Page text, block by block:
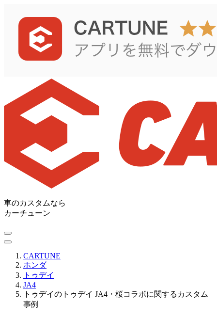
車のカスタムなら
カーチューン
CARTUNE
ホンダ
トゥデイ
JA4
トゥデイのトゥデイ JA4・桜コラボに関するカスタム
事例